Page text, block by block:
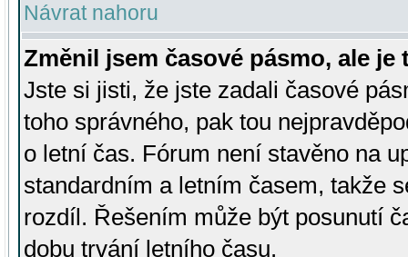
Návrat nahoru
Změnil jsem časové pásmo, ale je
Jste si jisti, že jste zadali časové
toho správného, pak tou
o letní čas. Fórum není stavěno na
standardním a letním časem, takže
rozdíl. Řešením může být posunutí
dobu trvání letního času.